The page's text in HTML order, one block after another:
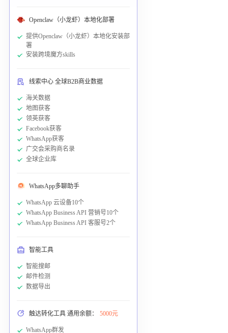
Openclaw（小龙虾）本地化部署
提供Openclaw（小龙虾）本地化安装部
署
安装跨境魔方skills
线索中心 全球B2B商业数据
海关数据
地图获客
领英获客
Facebook获客
WhatsApp获客
广交会采购商名录
全球企业库
WhatsApp多聊助手
WhatsApp 云设备10个
WhatsApp Business API 营销号10个
WhatsApp Business API 客服号2个
智能工具
智能搜邮
邮件检测
数据导出
触达转化工具 通用余额： 5000元
WhatsApp群发